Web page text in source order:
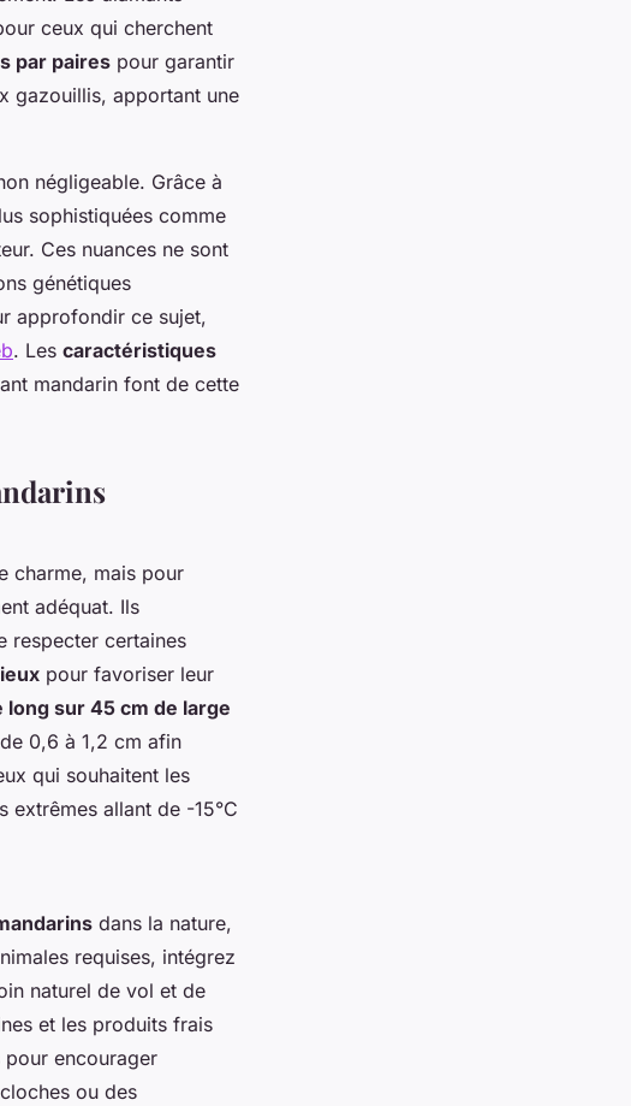
ceux qui cherchent
par paires pour garantir
gazouillis, apportant une
négligeable. Grâce à
sophistiquées comme
Ces nuances ne sont
génétiques
approfondir ce sujet,
. Les caractéristiques
mandarin font de cette
charme, mais pour
adéquat. Ils
respecter certaines
pour favoriser leur
long sur 45 cm de large
0,6 à 1,2 cm afin
qui souhaitent les
extrêmes allant de -15°C
dans la nature,
requises, intégrez
naturel de vol et de
et les produits frais
pour encourager
ou des